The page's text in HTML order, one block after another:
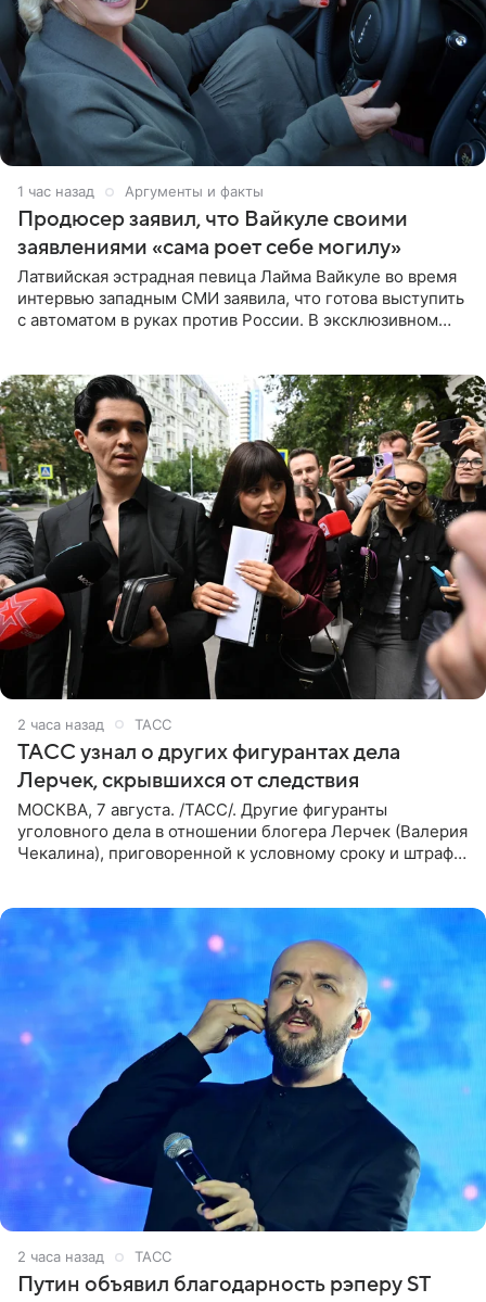
1 час назад Аргументы и факты
Продюсер заявил, что Вайкуле своими
заявлениями «сама роет себе могилу»
Латвийская эстрадная певица Лайма Вайкуле во время
интервью западным СМИ заявила, что готова выступить
с автоматом в руках против России. В эксклюзивном
2 часа назад ТАСС
ТАСС узнал о других фигурантах дела
Лерчек, скрывшихся от следствия
МОСКВА, 7 августа. /ТАСС/. Другие фигуранты
уголовного дела в отношении блогера Лерчек (Валерия
Чекалина), приговоренной к условному сроку и штрафу,
2 часа назад ТАСС
Путин объявил благодарность рэперу ST